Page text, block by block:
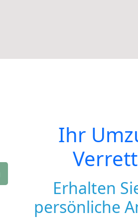
Ihr
Erhalten
persönliche